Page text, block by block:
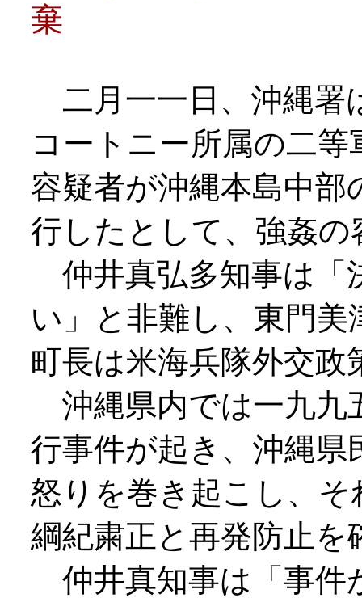
棄
二月一一日、沖縄署
コートニー所属の二
容疑者が沖縄本島中部
行したとして、強姦
仲井真弘多知事は「
い」と非難し、東門
町長は米海兵隊外交
沖縄県内では一九九
行事件が起き、沖縄
怒りを巻き起こし、
綱紀粛正と再発防止
仲井真知事は「事件